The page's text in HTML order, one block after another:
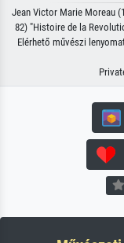
Jean Victor Marie Moreau
82) "Histoire de la
Elérhető művészi